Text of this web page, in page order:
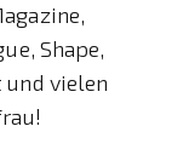
Shape,
und vielen